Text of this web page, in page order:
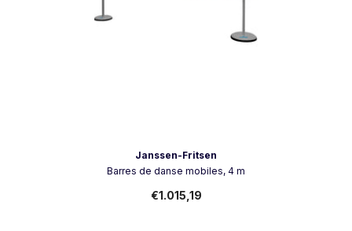
Vendeur:Janssen-Fritsen
Barres de danse mobiles, 4 m
€1.015,19